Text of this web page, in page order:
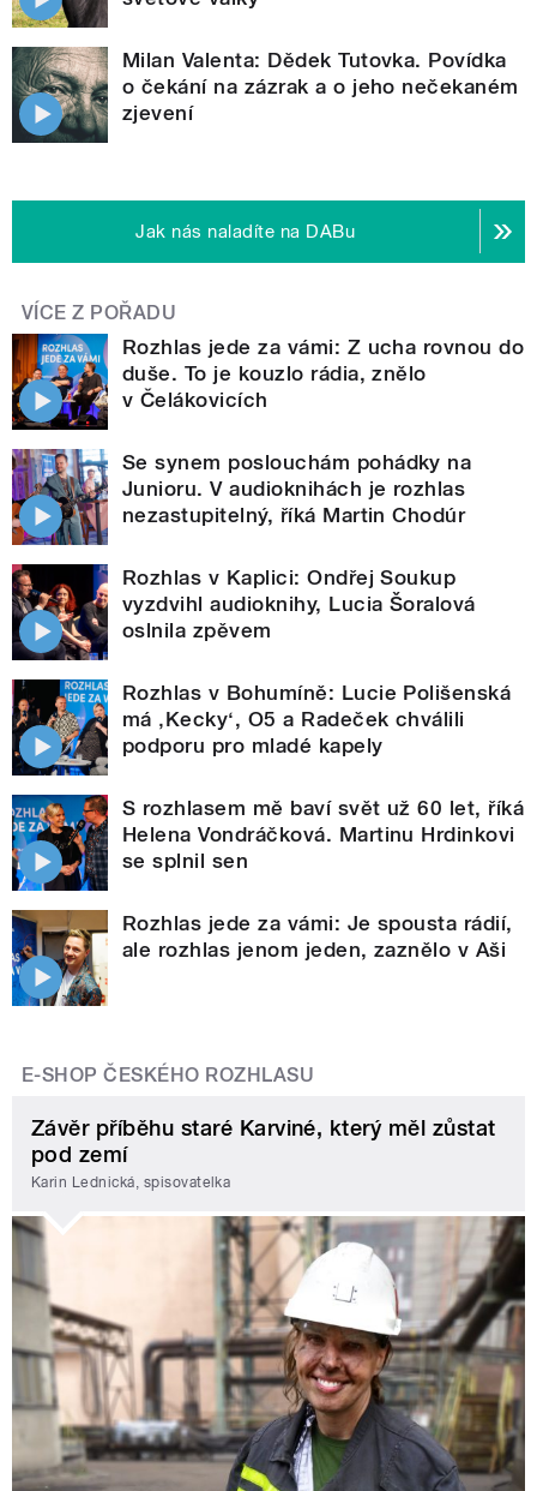
Milan Valenta: Dědek Tutovka. Povídka
o čekání na zázrak a o jeho nečekaném
zjevení
Jak nás naladíte na DABu
VÍCE Z POŘADU
Rozhlas jede za vámi: Z ucha rovnou do
duše. To je kouzlo rádia, znělo
v Čelákovicích
Se synem poslouchám pohádky na
Junioru. V audioknihách je rozhlas
nezastupitelný, říká Martin Chodúr
Rozhlas v Kaplici: Ondřej Soukup
vyzdvihl audioknihy, Lucia Šoralová
oslnila zpěvem
Rozhlas v Bohumíně: Lucie Polišenská
má ‚Kecky‘, O5 a Radeček chválili
podporu pro mladé kapely
S rozhlasem mě baví svět už 60 let, říká
Helena Vondráčková. Martinu Hrdinkovi
se splnil sen
Rozhlas jede za vámi: Je spousta rádií,
ale rozhlas jenom jeden, zaznělo v Aši
E-SHOP ČESKÉHO ROZHLASU
Závěr příběhu staré Karviné, který měl zůstat
pod zemí
Karin Lednická, spisovatelka